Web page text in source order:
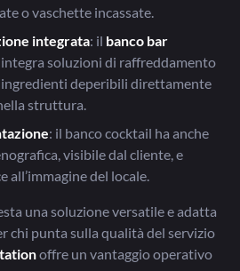
o vaschette incassate.
integrata: il banco bar
soluzioni di raffreddamento
ingredienti deperibili direttamente
struttura.
: il banco cocktail ha anche
visibile dal cliente, e
all’immagine del locale.
una soluzione versatile e adatta
chi punta sulla qualità del servizio
offre un vantaggio operativo